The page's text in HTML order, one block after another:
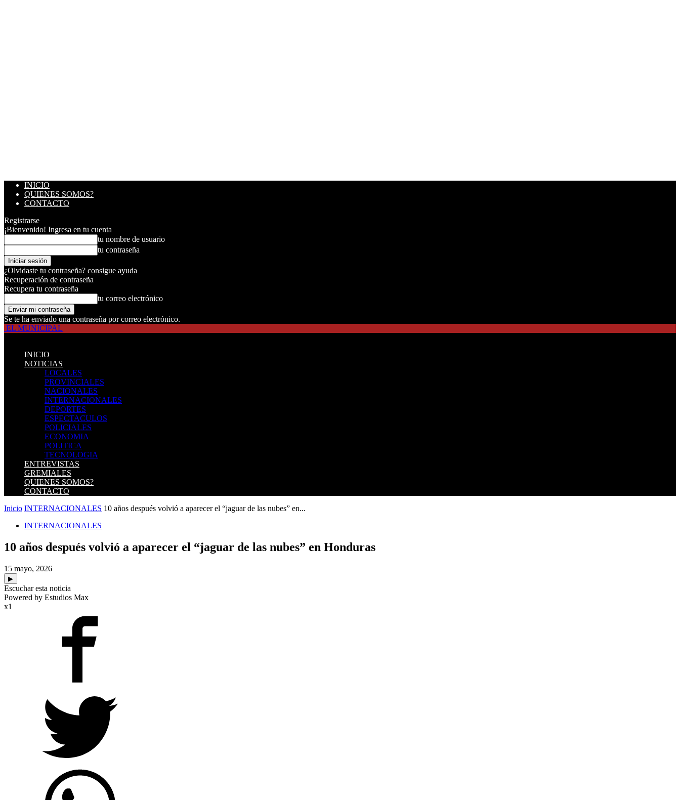
INICIO
QUIENES SOMOS?
CONTACTO
Registrarse
¡Bienvenido! Ingresa en tu cuenta
tu nombre de usuario
tu contraseña
¿Olvidaste tu contraseña? consigue ayuda
Recuperación de contraseña
Recupera tu contraseña
tu correo electrónico
Se te ha enviado una contraseña por correo electrónico.
EL MUNICIPAL
INICIO
NOTICIAS
LOCALES
PROVINCIALES
NACIONALES
INTERNACIONALES
DEPORTES
ESPECTACULOS
POLICIALES
ECONOMIA
POLITICA
TECNOLOGIA
ENTREVISTAS
GREMIALES
QUIENES SOMOS?
CONTACTO
Inicio INTERNACIONALES 10 años después volvió a aparecer el “jaguar de las nubes” en...
INTERNACIONALES
10 años después volvió a aparecer el “jaguar de las nubes” en Honduras
15 mayo, 2026
▶
Escuchar esta noticia
Powered by Estudios Max
x1